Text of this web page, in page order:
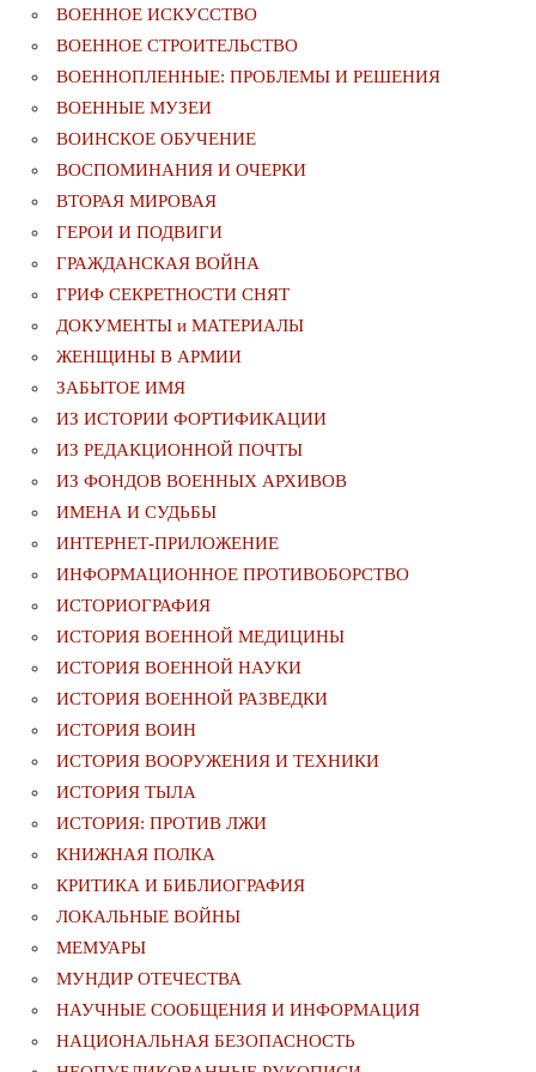
ВОЕННОЕ ИСКУССТВО
ВОЕННОЕ СТРОИТЕЛЬСТВО
ВОЕННОПЛЕННЫЕ: ПРОБЛЕМЫ И РЕШЕНИЯ
ВОЕННЫЕ МУЗЕИ
ВОИНСКОЕ ОБУЧЕНИЕ
ВОСПОМИНАНИЯ И ОЧЕРКИ
ВТОРАЯ МИРОВАЯ
ГЕРОИ И ПОДВИГИ
ГРАЖДАНСКАЯ ВОЙНА
ГРИФ СЕКРЕТНОСТИ СНЯТ
ДОКУМЕНТЫ и МАТЕРИАЛЫ
ЖЕНЩИНЫ В АРМИИ
ЗАБЫТОЕ ИМЯ
ИЗ ИСТОРИИ ФОРТИФИКАЦИИ
ИЗ РЕДАКЦИОННОЙ ПОЧТЫ
ИЗ ФОНДОВ ВОЕННЫХ АРХИВОВ
ИМЕНА И СУДЬБЫ
ИНТЕРНЕТ-ПРИЛОЖЕНИЕ
ИНФОРМАЦИОННОЕ ПРОТИВОБОРСТВО
ИСТОРИОГРАФИЯ
ИСТОРИЯ ВОЕННОЙ МЕДИЦИНЫ
ИСТОРИЯ ВОЕННОЙ НАУКИ
ИСТОРИЯ ВОЕННОЙ РАЗВЕДКИ
ИСТОРИЯ ВОИН
ИСТОРИЯ ВООРУЖЕНИЯ И ТЕХНИКИ
ИСТОРИЯ ТЫЛА
ИСТОРИЯ: ПРОТИВ ЛЖИ
КНИЖНАЯ ПОЛКА
КРИТИКА И БИБЛИОГРАФИЯ
ЛОКАЛЬНЫЕ ВОЙНЫ
МЕМУАРЫ
МУНДИР ОТЕЧЕСТВА
НАУЧНЫЕ СООБЩЕНИЯ И ИНФОРМАЦИЯ
НАЦИОНАЛЬНАЯ БЕЗОПАСНОСТЬ